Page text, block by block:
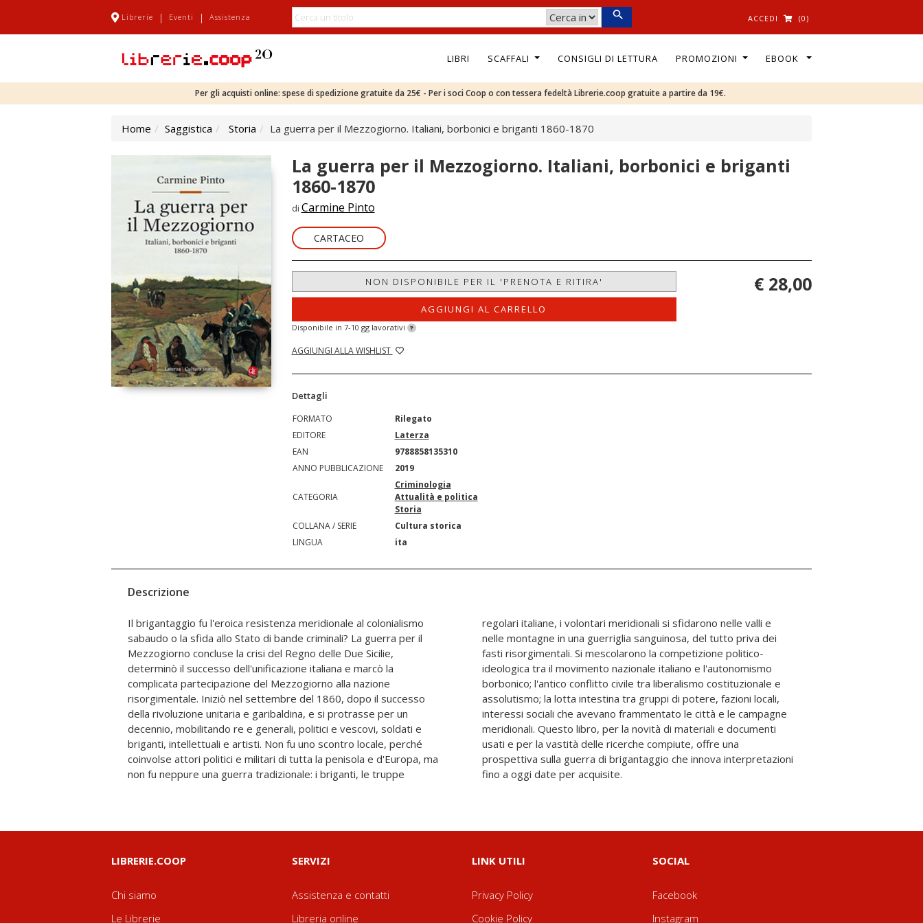
Librerie | Eventi | Assistenza ACCEDI (0)
LIBRI SCAFFALI CONSIGLI DI LETTURA PROMOZIONI EBOOK
Per gli acquisti online: spese di spedizione gratuite da 25€ - Per i soci Coop o con tessera fedeltà Librerie.coop gratuite a partire da 19€.
Home Saggistica Storia La guerra per il Mezzogiorno. Italiani, borbonici e briganti 1860-1870
La guerra per il Mezzogiorno. Italiani, borbonici e briganti
1860-1870
di Carmine Pinto
CARTACEO
NON DISPONIBILE PER IL 'PRENOTA E RITIRA'
AGGIUNGI AL CARRELLO
Disponibile in 7-10 gg lavorativi ?
AGGIUNGI ALLA WISHLIST
€ 28,00
Dettagli
FORMATO
Rilegato
EDITORE
Laterza
EAN
9788858135310
ANNO PUBBLICAZIONE
2019
CATEGORIA
Criminologia
Attualità e politica
Storia
COLLANA / SERIE
Cultura storica
LINGUA
ita
Descrizione
Il brigantaggio fu l'eroica resistenza meridionale al colonialismo
sabaudo o la sfida allo Stato di bande criminali? La guerra per il
Mezzogiorno concluse la crisi del Regno delle Due Sicilie,
determinò il successo dell'unificazione italiana e marcò la
complicata partecipazione del Mezzogiorno alla nazione
risorgimentale. Iniziò nel settembre del 1860, dopo il successo
della rivoluzione unitaria e garibaldina, e si protrasse per un
decennio, mobilitando re e generali, politici e vescovi, soldati e
briganti, intellettuali e artisti. Non fu uno scontro locale, perché
coinvolse attori politici e militari di tutta la penisola e d'Europa, ma
non fu neppure una guerra tradizionale: i briganti, le truppe
regolari italiane, i volontari meridionali si sfidarono nelle valli e
nelle montagne in una guerriglia sanguinosa, del tutto priva dei
fasti risorgimentali. Si mescolarono la competizione politico-
ideologica tra il movimento nazionale italiano e l'autonomismo
borbonico; l'antico conflitto civile tra liberalismo costituzionale e
assolutismo; la lotta intestina tra gruppi di potere, fazioni locali,
interessi sociali che avevano frammentato le città e le campagne
meridionali. Questo libro, per la novità di materiali e documenti
usati e per la vastità delle ricerche compiute, offre una
prospettiva sulla guerra di brigantaggio che innova interpretazioni
fino a oggi date per acquisite.
LIBRERIE.COOP
Chi siamo
Le Librerie
SERVIZI
Assistenza e contatti
Libreria online
LINK UTILI
Privacy Policy
Cookie Policy
SOCIAL
Facebook
Instagram